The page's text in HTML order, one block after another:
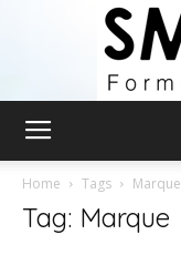
Home Tags Marque
Tag: Marque